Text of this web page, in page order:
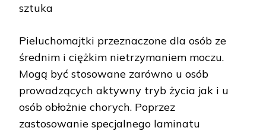
sztuka
Pieluchomajtki przeznaczone dla osób ze
średnim i ciężkim nietrzymaniem moczu.
Mogą być stosowane zarówno u osób
prowadzących aktywny tryb życia jak i u
osób obłożnie chorych. Poprzez
zastosowanie specjalnego laminatu